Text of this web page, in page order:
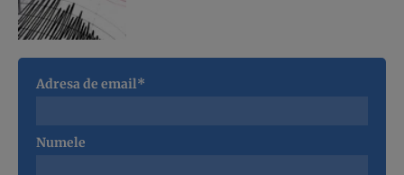
Adresa de email*
Numele